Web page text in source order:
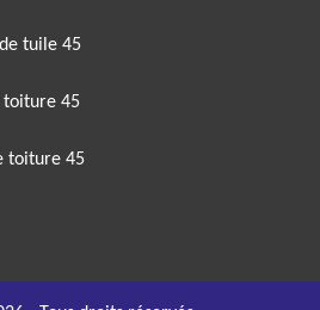
tuile 45
toiture 45
toiture 45